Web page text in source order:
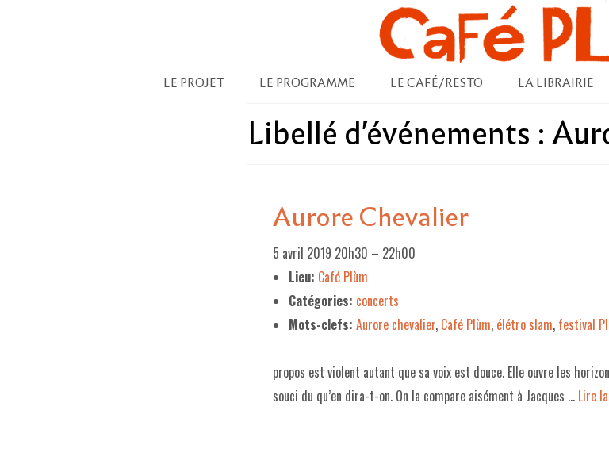
LE PROJET LE PROGRAMME LE CAFÉ/RESTO LA LIBRAIRIE
Libellé d'événements :
Aurore Chevalier
5 avril 2019 20h30 – 22h00
Lieu: Café Plùm
Catégories: concerts
Mots-clefs: Aurore chevalier, Café Plùm, élétro slam, festival
propos est violent autant que sa voix est douce. Elle ouvre les
souci du qu’en dira-t-on. On la compare aisément à Jacques … Lire